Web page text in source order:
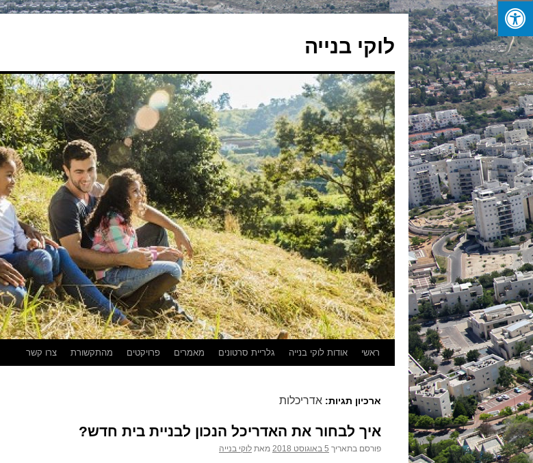
לוקי בנייה
ראשי אודות לוקי בנייה גלריית סרטונים מאמרים פרויקטים מהתקשורת צרו קשר
ארכיון תגיות: אדריכלות
איך לבחור את האדריכל הנכון לבניית בית חדש?
פורסם בתאריך 5 באוגוסט 2018 מאת לוקי בנייה